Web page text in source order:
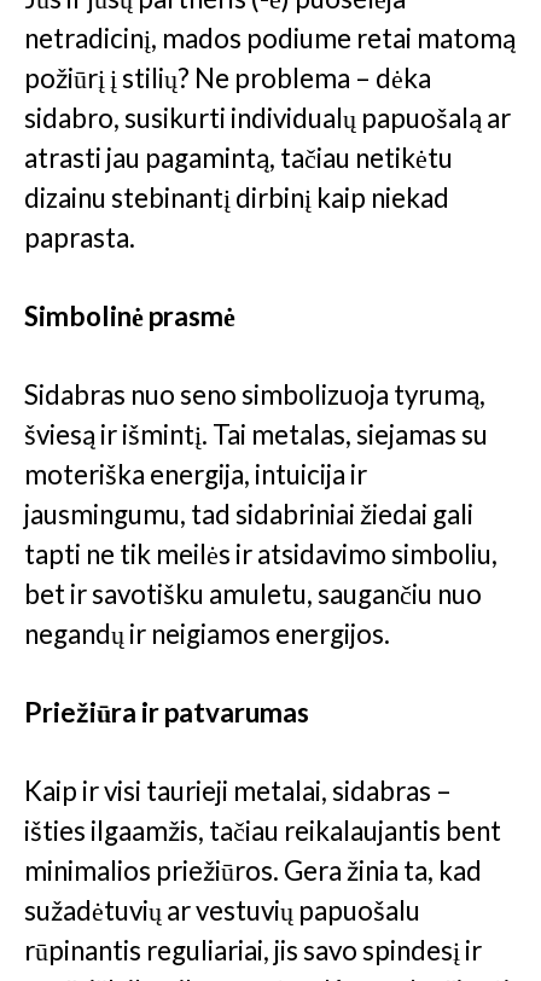
netradicinį, mados podiume retai matomą
požiūrį į stilių? Ne problema – dėka
sidabro, susikurti individualų papuošalą ar
atrasti jau pagamintą, tačiau netikėtu
dizainu stebinantį dirbinį kaip niekad
paprasta.
Simbolinė prasmė
Sidabras nuo seno simbolizuoja tyrumą,
šviesą ir išmintį. Tai metalas, siejamas su
moteriška energija, intuicija ir
jausmingumu, tad sidabriniai žiedai gali
tapti ne tik meilės ir atsidavimo simboliu,
bet ir savotišku amuletu, saugančiu nuo
negandų ir neigiamos energijos.
Priežiūra ir patvarumas
Kaip ir visi taurieji metalai, sidabras –
išties ilgaamžis, tačiau reikalaujantis bent
minimalios priežiūros. Gera žinia ta, kad
sužadėtuvių ar vestuvių papuošalu
rūpinantis reguliariai, jis savo spindesį ir